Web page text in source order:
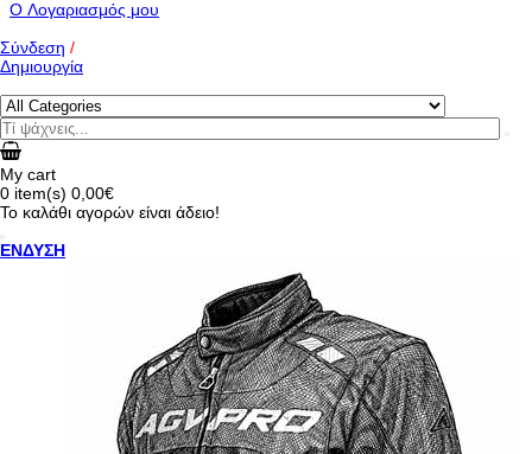
O Λογαριασμός μου
Σύνδεση /
Δημιουργία
My cart
0 item(s) 0,00€
Το καλάθι αγορών είναι άδειο!
ΕΝΔΥΣΗ